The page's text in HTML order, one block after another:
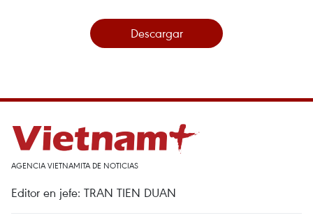
Descargar
AGENCIA VIETNAMITA DE NOTICIAS
Editor en jefe: TRAN TIEN DUAN